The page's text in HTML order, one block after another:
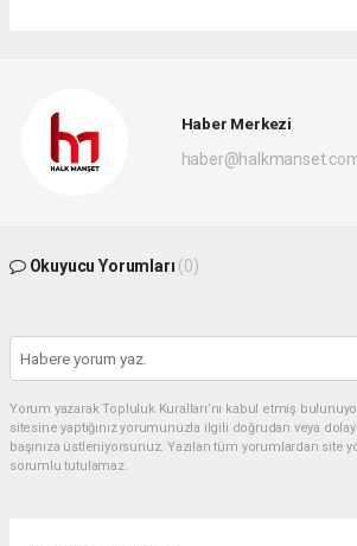
Haber Merkezi
Okuyucu Yorumları (0)
Yorum yazarak Topluluk Kuralları’nı kabul etmiş
sitesine yaptığınız yorumunuzla ilgili doğrudan veya
başınıza üstleniyorsunuz. Yazılan tüm yorumlardan site
sorumlu tutulamaz.